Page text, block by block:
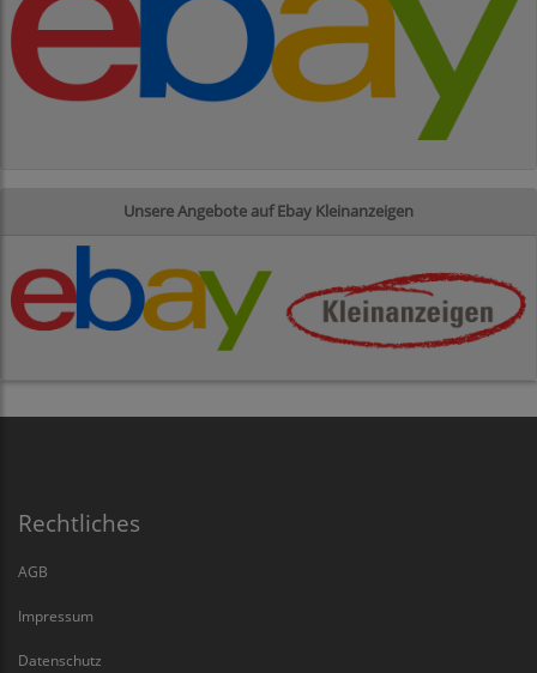
Unsere Angebote auf Ebay Kleinanzeigen
Rechtliches
AGB
Impressum
Datenschutz